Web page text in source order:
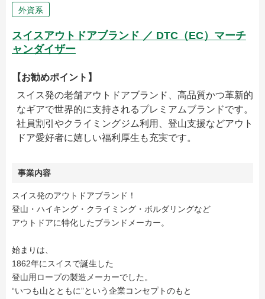
外資系
スイスアウトドアブランド ／ DTC（EC）マーチ
ャンダイザー
【お勧めポイント】
スイス発の老舗アウトドアブランド、高品質かつ革新的
なギアで世界的に支持されるプレミアムブランドです。
社員割引やクライミングジム利用、登山支援などアウト
ドア愛好者に嬉しい福利厚生も充実です。
事業内容
スイス発のアウトドアブランド！
登山・ハイキング・クライミング・ボルダリングなど
アウトドアに特化したブランドメーカー。
始まりは、
1862年にスイスで誕生した
登山用ロープの製造メーカーでした。
“いつも山とともに”という企業コンセプトのもと